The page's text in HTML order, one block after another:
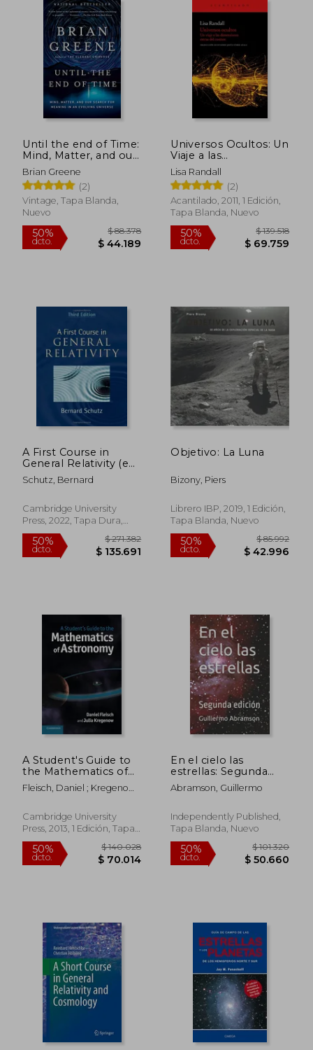
dcto. $ 68.117 dcto. $
Until the end of Time:
Mind, Matter, and our
Search for Meaning in
an Evolving Universe
(en Inglés)
Brian Greene
(2)
Vintage, Tapa Blanda,
Nuevo
50%
dcto. $ 44.189
Universos Ocultos: Un
Viaje a las
Dimensiones Extras
del Cosmos
Lisa Randall
(2)
Acantilado, 2011, 1 Edición,
Tapa Blanda, Nuevo
50%
dcto.
A First Course in
General Relativity (en
Inglés)
Schutz, Bernard
Cambridge University
Press, 2022, Tapa Dura,
Nuevo
50%
dcto. $ 135.691
Objetivo: La Luna
Bizony, Piers
Librero IBP, 2019, 1 Edición,
Tapa Blanda, Nuevo
50%
dcto.
A Student's Guide to
the Mathematics of
Astronomy (Student's
Guides) (en Inglés)
Fleisch, Daniel ; Kregenow,
Cambridge University
Press, 2013, 1 Edición, Tapa
Blanda, Nuevo
En el cielo las
estrellas: Segunda
edición
Abramson, Guillermo
Independently Published,
Tapa Blanda, Nuevo